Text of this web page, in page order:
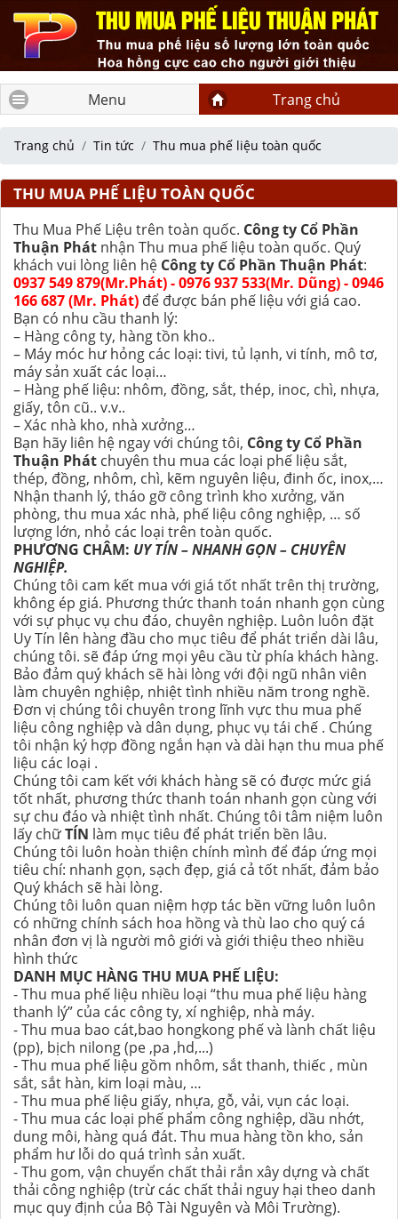
Menu Trang chủ
Trang chủ Tin tức Thu mua phế liệu toàn quốc
THU MUA PHẾ LIỆU TOÀN QUỐC
Thu Mua Phế Liệu trên toàn quốc. Công ty Cổ Phần
Thuận Phát nhận Thu mua phế liệu toàn quốc. Quý
khách vui lòng liên hệ Công ty Cổ Phần Thuận Phát:
0937 549 879(Mr.Phát) - 0976 937 533(Mr. Dũng) - 0946
166 687 (Mr. Phát) để được bán phế liệu với giá cao.
Bạn có nhu cầu thanh lý:
– Hàng công ty, hàng tồn kho..
– Máy móc hư hỏng các loại: tivi, tủ lạnh, vi tính, mô tơ,
máy sản xuất các loại…
– Hàng phế liệu: nhôm, đồng, sắt, thép, inoc, chì, nhựa,
giấy, tôn cũ.. v.v..
– Xác nhà kho, nhà xưởng…
Bạn hãy liên hệ ngay với chúng tôi, Công ty Cổ Phần
Thuận Phát chuyên thu mua các loại phế liệu sắt,
thép, đồng, nhôm, chì, kẽm nguyên liệu, đinh ốc, inox,…
Nhận thanh lý, tháo gỡ công trình kho xưởng, văn
phòng, thu mua xác nhà, phế liệu công nghiệp, … số
lượng lớn, nhỏ các loại trên toàn quốc.
PHƯƠNG CHÂM: UY TÍN – NHANH GỌN – CHUYÊN
NGHIỆP.
Chúng tôi cam kết mua với giá tốt nhất trên thị trường,
không ép giá. Phương thức thanh toán nhanh gọn cùng
với sự phục vụ chu đáo, chuyên nghiệp. Luôn luôn đặt
Uy Tín lên hàng đầu cho mục tiêu để phát triển dài lâu,
chúng tôi. sẽ đáp ứng mọi yêu cầu từ phía khách hàng.
Bảo đảm quý khách sẽ hài lòng với đội ngũ nhân viên
làm chuyên nghiệp, nhiệt tình nhiều năm trong nghề.
Đơn vị chúng tôi chuyên trong lĩnh vực thu mua phế
liệu công nghiệp và dân dụng, phục vụ tái chế . Chúng
tôi nhận ký hợp đồng ngắn hạn và dài hạn thu mua phế
liệu các loại .
Chúng tôi cam kết với khách hàng sẽ có được mức giá
tốt nhất, phương thức thanh toán nhanh gọn cùng với
sự chu đáo và nhiệt tình nhất. Chúng tôi tâm niệm luôn
lấy chữTÍN làm mục tiêu để phát triển bền lâu.
Chúng tôi luôn hoàn thiện chính mình để đáp ứng mọi
tiêu chí: nhanh gọn, sạch đẹp, giá cả tốt nhất, đảm bảo
Quý khách sẽ hài lòng.
Chúng tôi luôn quan niệm hợp tác bền vững luôn luôn
có những chính sách hoa hồng và thù lao cho quý cá
nhân đơn vị là người mô giới và giới thiệu theo nhiều
hình thức
DANH MỤC HÀNG THU MUA PHẾ LIỆU:
- Thu mua phế liệu nhiều loại “thu mua phế liệu hàng
thanh lý” của các công ty, xí nghiệp, nhà máy.
- Thu mua bao cát,bao hongkong phế và lành chất liệu
(pp), bịch nilong (pe ,pa ,hd,...)
- Thu mua phế liệu gồm nhôm, sắt thanh, thiếc , mùn
sắt, sắt hàn, kim loại màu, …
- Thu mua phế liệu giấy, nhựa, gỗ, vải, vụn các loại.
- Thu mua các loại phế phẩm công nghiệp, dầu nhớt,
dung môi, hàng quá đát. Thu mua hàng tồn kho, sản
phẩm hư lỗi do quá trình sản xuất.
- Thu gom, vận chuyển chất thải rắn xây dựng và chất
thải công nghiệp (trừ các chất thải nguy hại theo danh
mục quy định của Bộ Tài Nguyên và Môi Trường).